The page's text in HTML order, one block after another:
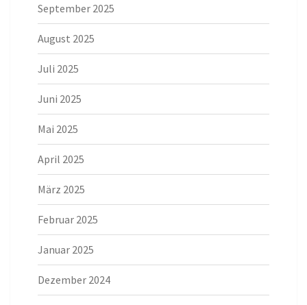
September 2025
August 2025
Juli 2025
Juni 2025
Mai 2025
April 2025
März 2025
Februar 2025
Januar 2025
Dezember 2024